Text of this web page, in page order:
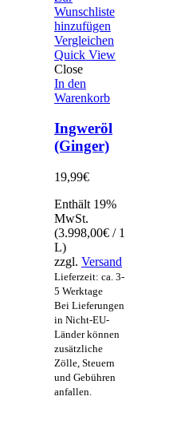
Wunschliste
hinzufügen
Vergleichen
Quick View
Close
In den
Warenkorb
Ingweröl
(Ginger)
19,99€
Enthält 19%
MwSt.
(3.998,00€ / 1
L)
zzgl. Versand
Lieferzeit: ca. 3-
5 Werktage
Bei Lieferungen
in Nicht-EU-
Länder können
zusätzliche
Zölle, Steuern
und Gebühren
anfallen.